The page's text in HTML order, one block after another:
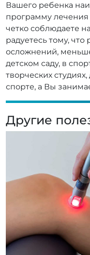
Вашего ребенка
программу
четко соблюдаете
радуетесь тому,
осложнений,
детском саду, в
творческих
спорте, а Вы
Другие